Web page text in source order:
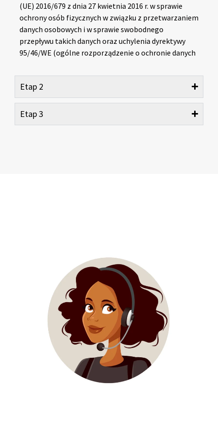
(UE) 2016/679 z dnia 27 kwietnia 2016 r. w sprawie
ochrony osób fizycznych w związku z przetwarzaniem
danych osobowych i w sprawie swobodnego
przepływu takich danych oraz uchylenia dyrektywy
95/46/WE (ogólne rozporządzenie o ochronie danych
Etap 2
Etap 3